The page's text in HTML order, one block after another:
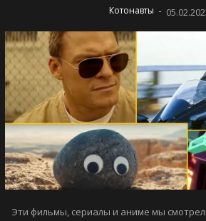
Котонавты -
Эти фильмы, сериалы и аниме мы